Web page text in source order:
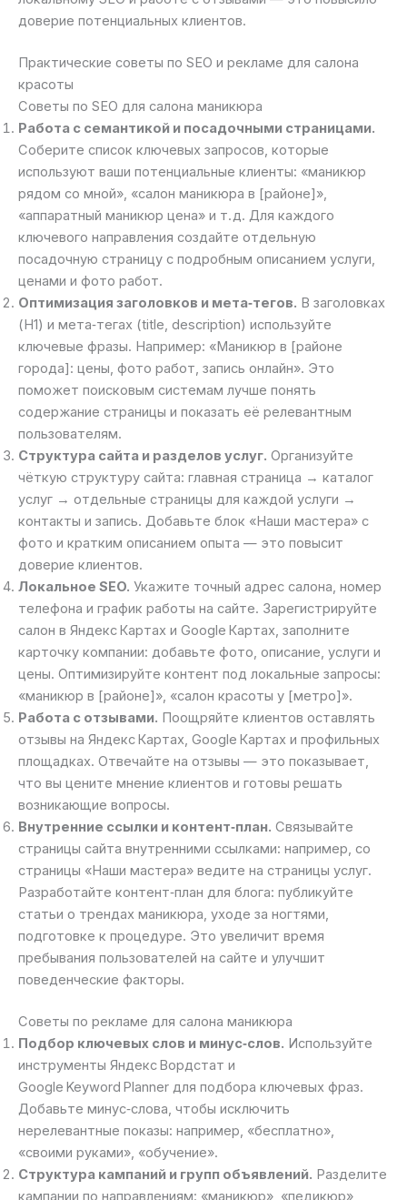
доверие потенциальных клиентов.
Практические советы по SEO и рекламе для салона
красоты
Советы по SEO для салона маникюра
Работа с семантикой и посадочными страницами.
Соберите список ключевых запросов, которые
используют ваши потенциальные клиенты: «маникюр
рядом со мной», «салон маникюра в [районе]»,
«аппаратный маникюр цена» и т. д. Для каждого
ключевого направления создайте отдельную
посадочную страницу с подробным описанием услуги,
ценами и фото работ.
Оптимизация заголовков и мета‑тегов. В заголовках
(H1) и мета‑тегах (title, description) используйте
ключевые фразы. Например: «Маникюр в [районе
города]: цены, фото работ, запись онлайн». Это
поможет поисковым системам лучше понять
содержание страницы и показать её релевантным
пользователям.
Структура сайта и разделов услуг. Организуйте
чёткую структуру сайта: главная страница → каталог
услуг → отдельные страницы для каждой услуги →
контакты и запись. Добавьте блок «Наши мастера» с
фото и кратким описанием опыта — это повысит
доверие клиентов.
Локальное SEO. Укажите точный адрес салона, номер
телефона и график работы на сайте. Зарегистрируйте
салон в Яндекс Картах и Google Картах, заполните
карточку компании: добавьте фото, описание, услуги и
цены. Оптимизируйте контент под локальные запросы:
«маникюр в [районе]», «салон красоты у [метро]».
Работа с отзывами. Поощряйте клиентов оставлять
отзывы на Яндекс Картах, Google Картах и профильных
площадках. Отвечайте на отзывы — это показывает,
что вы цените мнение клиентов и готовы решать
возникающие вопросы.
Внутренние ссылки и контент‑план. Связывайте
страницы сайта внутренними ссылками: например, со
страницы «Наши мастера» ведите на страницы услуг.
Разработайте контент‑план для блога: публикуйте
статьи о трендах маникюра, уходе за ногтями,
подготовке к процедуре. Это увеличит время
пребывания пользователей на сайте и улучшит
поведенческие факторы.
Советы по рекламе для салона маникюра
Подбор ключевых слов и минус‑слов. Используйте
инструменты Яндекс Вордстат и
Google Keyword Planner для подбора ключевых фраз.
Добавьте минус‑слова, чтобы исключить
нерелевантные показы: например, «бесплатно»,
«своими руками», «обучение».
Структура кампаний и групп объявлений. Разделите
кампании по направлениям: «маникюр», «педикюр»,